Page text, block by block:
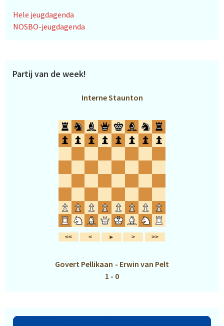
Hele jeugdagenda
NOSBO-jeugdagenda
Partij van de week!
Interne Staunton
Govert Pellikaan - Erwin van Pelt
1 - 0